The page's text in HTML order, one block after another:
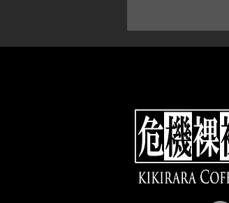
棺内部のク
大きな棺の板と
：一点物とし